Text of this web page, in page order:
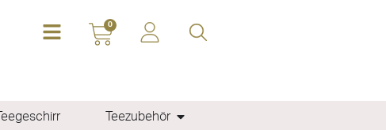
0
Teegeschirr Teezubehör